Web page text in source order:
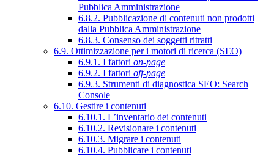
Pubblica Amministrazione
6.8.2. Pubblicazione di contenuti non prodotti
dalla Pubblica Amministrazione
6.8.3. Consenso dei soggetti ritratti
6.9. Ottimizzazione per i motori di ricerca (SEO)
6.9.1. I fattori on-page
6.9.2. I fattori off-page
6.9.3. Strumenti di diagnostica SEO: Search
Console
6.10. Gestire i contenuti
6.10.1. L’inventario dei contenuti
6.10.2. Revisionare i contenuti
6.10.3. Migrare i contenuti
6.10.4. Pubblicare i contenuti